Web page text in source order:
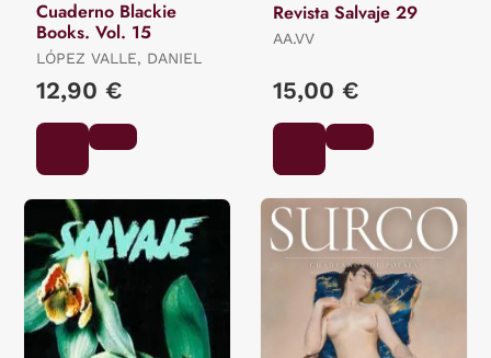
Cuaderno Blackie
Books. Vol. 15
LÓPEZ VALLE, DANIEL
12,90 €
Revista Salvaje 29
AA.VV
15,00 €